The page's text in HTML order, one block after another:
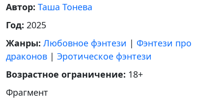
Автор: Таша Тонева
Год: 2025
Жанры: Любовное фэнтези | Фэнтези про
драконов | Эротическое фэнтези
Возрастное ограничение: 18+
Фрагмент